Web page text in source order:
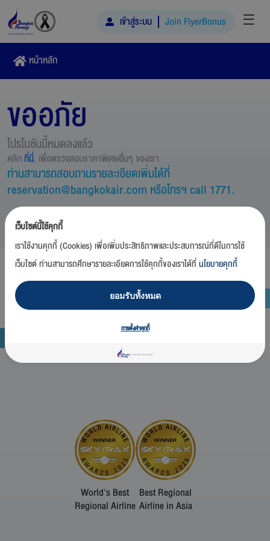
เข้าสู่ระบบ Join FlyerBonus ☰
หน้าหลัก
ขออภัย
โปรโมชันนี้หมดลงแล้ว
คลิกที่นี่, เพื่อตรวจสอบราคาพิเศษอื่นๆ ของเรา
ท่านสามารถสอบถามรายละเอียดเพิ่มได้ที่
reservation@bangkokair.com หรือโทรฯ call 1771.
World's Best
Regional Airline
Best Regional
Airline in Asia
เว็บไซต์นี้ใช้คุกกี้
เราใช้งานคุกกี้ (Cookies) เพื่อเพิ่มประสิทธิภาพและประสบการณ์ที่ดีในการใช้
เว็บไซต์ ท่านสามารถศึกษารายละเอียดการใช้คุกกี้ของเราได้ที่นโยบายคุกกี้
ยอมรับทั้งหมด
การตั้งค่าคุกกี้